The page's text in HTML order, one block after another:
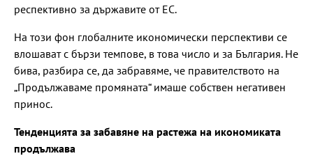
респективно за държавите от ЕС.
На този фон глобалните икономически перспективи се
влошават с бързи темпове, в това число и за България. Не
бива, разбира се, да забравяме, че правителството на
„Продължаваме промяната“ имаше собствен негативен
принос.
Тенденцията за забавяне на растежа на икономиката
продължава